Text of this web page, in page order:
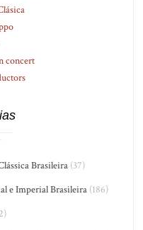
concert
Brasileira (37)
e Imperial Brasileira (186)